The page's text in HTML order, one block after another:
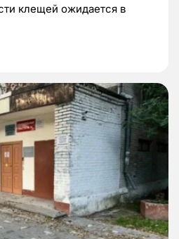
клещей ожидается в